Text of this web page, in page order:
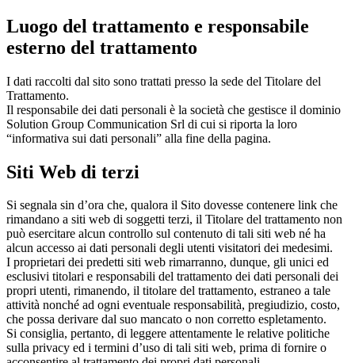
Luogo del trattamento e responsabile
esterno del trattamento
I dati raccolti dal sito sono trattati presso la sede del Titolare del
Trattamento.
Il responsabile dei dati personali è la società che gestisce il dominio
Solution Group Communication Srl di cui si riporta la loro
“informativa sui dati personali” alla fine della pagina.
Siti Web di terzi
Si segnala sin d’ora che, qualora il Sito dovesse contenere link che
rimandano a siti web di soggetti terzi, il Titolare del trattamento non
può esercitare alcun controllo sul contenuto di tali siti web né ha
alcun accesso ai dati personali degli utenti visitatori dei medesimi.
I proprietari dei predetti siti web rimarranno, dunque, gli unici ed
esclusivi titolari e responsabili del trattamento dei dati personali dei
propri utenti, rimanendo, il titolare del trattamento, estraneo a tale
attività nonché ad ogni eventuale responsabilità, pregiudizio, costo,
che possa derivare dal suo mancato o non corretto espletamento.
Si consiglia, pertanto, di leggere attentamente le relative politiche
sulla privacy ed i termini d’uso di tali siti web, prima di fornire o